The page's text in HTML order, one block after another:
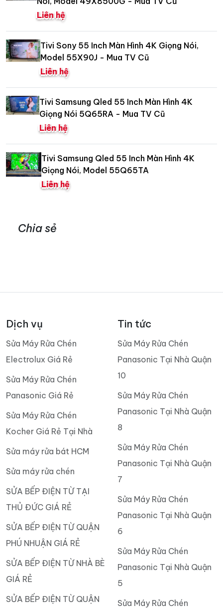
Liên hệ
Tivi Sony 55 Inch Màn Hình 4K Giọng Nói,
Model 55X90J - Mua TV Cũ
Liên hệ
Tivi Samsung Qled 55 Inch Màn Hình 4K
Giọng Nói 5Q65RA - Mua TV Cũ
Liên hệ
Tivi Samsung Qled 55 Inch Màn Hình 4K
Giọng Nói, Model 55Q65TA
Liên hệ
Chia sẻ
Dịch vụ
Sửa Máy Rửa Chén
Electrolux Giá Rẻ
Sửa Máy Rửa Chén
Panasonic Giá Rẻ
Sửa Máy Rửa Chén
Kocher Giá Rẻ Tại Nhà
Sửa máy rửa bát HCM
Sửa máy rửa chén
SỬA BẾP ĐIỆN TỪ TẠI
THỦ ĐỨC GIÁ RẺ
SỬA BẾP ĐIỆN TỪ QUẬN
PHÚ NHUẬN GIÁ RẺ
SỬA BẾP ĐIỆN TỪ NHÀ BÈ
GIÁ RẺ
SỬA BẾP ĐIỆN TỪ QUẬN
Tin tức
Sửa Máy Rửa Chén
Panasonic Tại Nhà Quận
10
Sửa Máy Rửa Chén
Panasonic Tại Nhà Quận
8
Sửa Máy Rửa Chén
Panasonic Tại Nhà Quận
7
Sửa Máy Rửa Chén
Panasonic Tại Nhà Quận
6
Sửa Máy Rửa Chén
Panasonic Tại Nhà Quận
5
Sửa Máy Rửa Chén